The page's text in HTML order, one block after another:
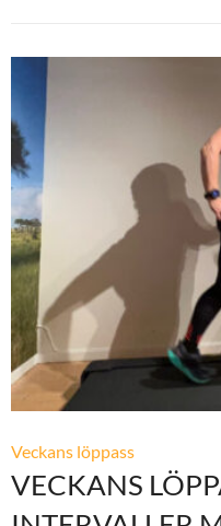
Veckans löppass
VECKANS